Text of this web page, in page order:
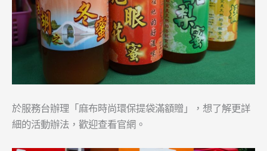
於服務台辦理「麻布時尚環保提袋滿額贈」，想了解更詳
細的活動辦法，歡迎查看官網。